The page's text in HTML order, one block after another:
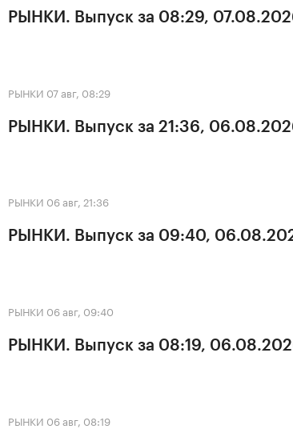
РЫНКИ. Выпуск за 08:29,
РЫНКИ 07 авг, 08:29
РЫНКИ. Выпуск за 21:36,
РЫНКИ 06 авг, 21:36
РЫНКИ. Выпуск за 09:40,
РЫНКИ 06 авг, 09:40
РЫНКИ. Выпуск за 08:19,
РЫНКИ 06 авг, 08:19